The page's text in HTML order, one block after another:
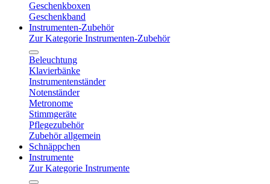
Geschenkboxen
Geschenkband
Instrumenten-Zubehör
Zur Kategorie Instrumenten-Zubehör
Beleuchtung
Klavierbänke
Instrumentenständer
Notenständer
Metronome
Stimmgeräte
Pflegezubehör
Zubehör allgemein
Schnäppchen
Instrumente
Zur Kategorie Instrumente